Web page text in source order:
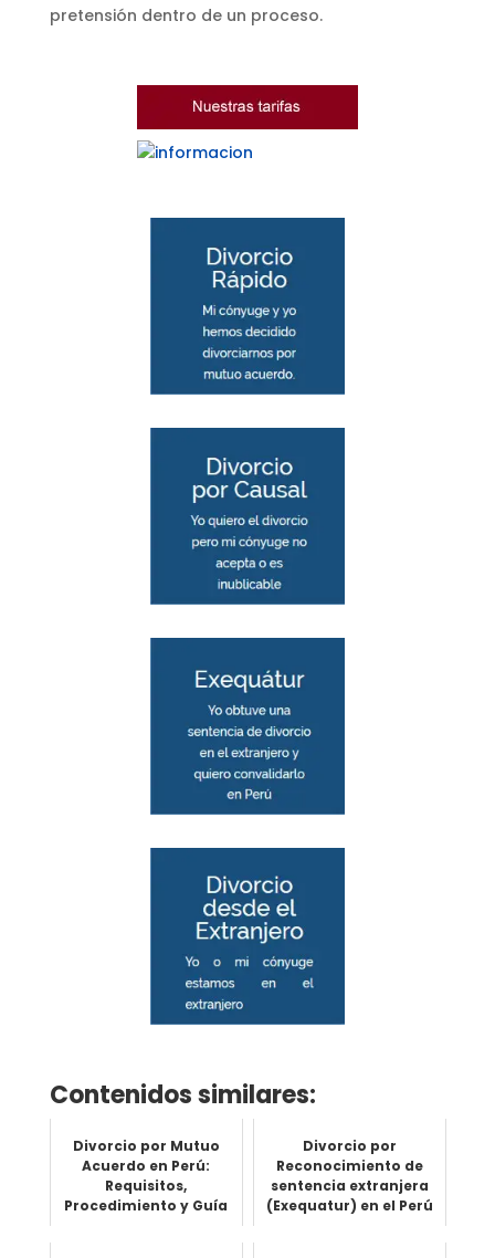
pretensión dentro de un proceso.
Contenidos similares:
Divorcio por Mutuo
Acuerdo en Perú:
Requisitos,
Procedimiento y Guía
Divorcio por
Reconocimiento de
sentencia extranjera
(Exequatur) en el Perú